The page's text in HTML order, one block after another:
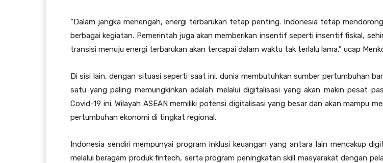
“Dalam jangka menengah, energi terbarukan tetap penting. Indonesia tetap
berbagai kegiatan. Pemerintah juga akan memberikan insentif seperti insentif fiskal,
transisi menuju energi terbarukan akan tercapai dalam waktu tak terlalu lama,” ucap
Di sisi lain, dengan situasi seperti saat ini, dunia membutuhkan sumber pertumbuhan
satu yang paling memungkinkan adalah melalui digitalisasi yang akan makin pesat
Covid-19 ini. Wilayah ASEAN memiliki potensi digitalisasi yang besar dan akan mampu
pertumbuhan ekonomi di tingkat regional.
Indonesia sendiri mempunyai program inklusi keuangan yang antara lain mencakup
melalui beragam produk fintech, serta program peningkatan skill masyarakat dengan